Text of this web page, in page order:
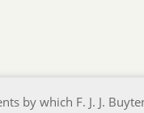
by which F. J. J.